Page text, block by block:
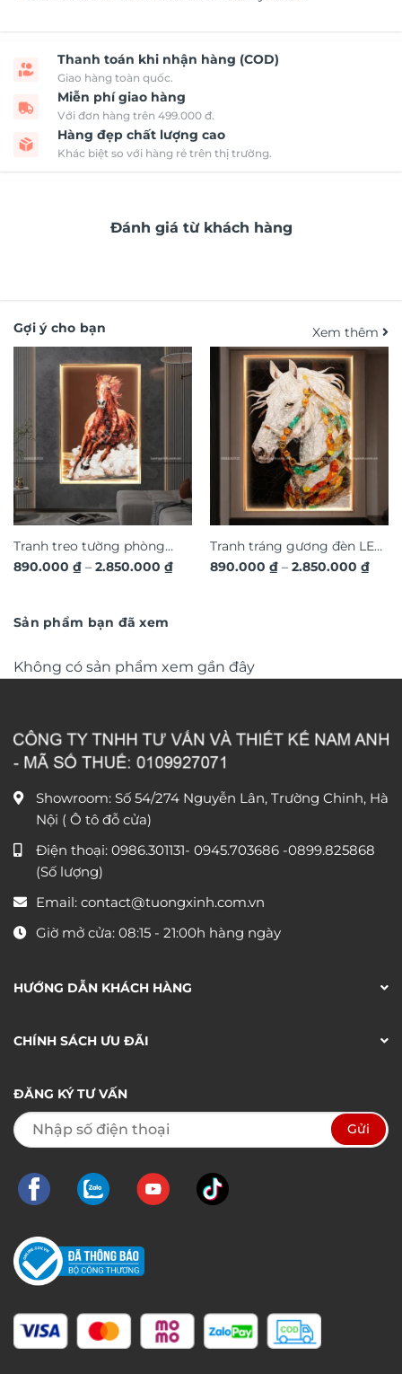
Thanh toán khi nhận hàng (COD)
Giao hàng toàn quốc.
Miễn phí giao hàng
Với đơn hàng trên 499.000 đ.
Hàng đẹp chất lượng cao
Khác biệt so với hàng rẻ trên thị trường.
Đánh giá từ khách hàng
Gợi ý cho bạn Xem thêm
Tranh treo tường phòng
khách đèn LED pha lê đính
890.000 ₫ – 2.850.000 ₫Khoảng
Tranh tráng gương đèn LED
pha lê đính đá pha lê cao
890.000 ₫ – 2.850.000 ₫
Sản phẩm bạn đã xem
Không có sản phẩm xem gần đây
Showroom: Số 54/274 Nguyễn Lân, Trường Chinh, Hà
Nội ( Ô tô đỗ cửa)
Điện thoại: 0986.301131- 0945.703686 -0899.825868
(Số lượng)
Email: contact@tuongxinh.com.vn
Giờ mở cửa: 08:15 - 21:00h hàng ngày
HƯỚNG DẪN KHÁCH HÀNG
CHÍNH SÁCH ƯU ĐÃI
ĐĂNG KÝ TƯ VẤN